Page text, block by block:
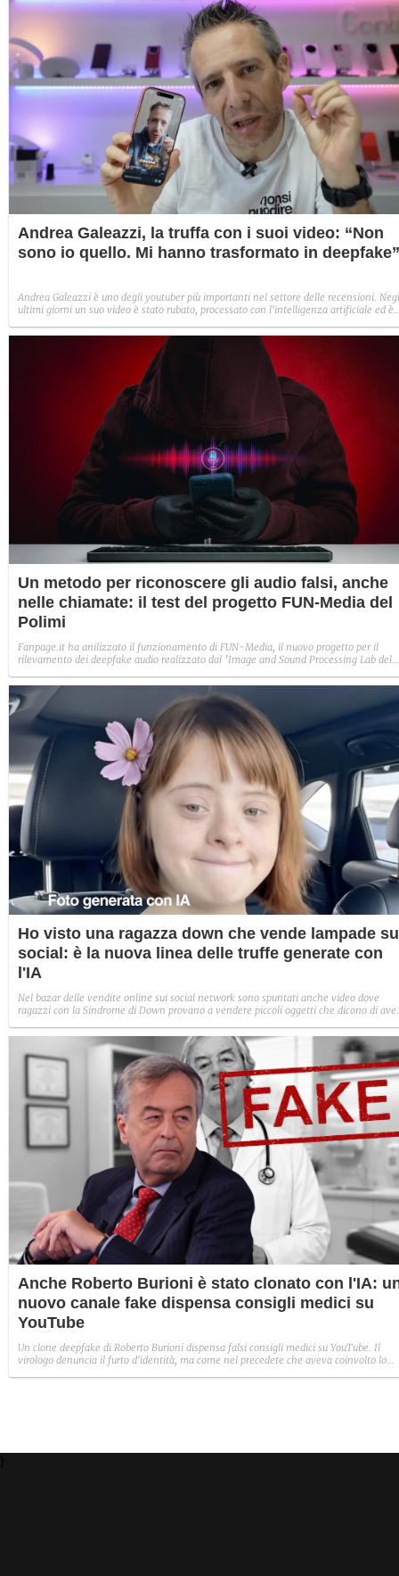
Andrea Galeazzi, la truffa con i suoi video: “Non
sono io quello. Mi hanno trasformato in deepfake”
Andrea Galeazzi è uno degli youtuber più importanti nel settore delle recensioni.
ultimi giorni un suo video è stato rubato, processato con l'intelligenza artificiale ed è
Un metodo per riconoscere gli audio falsi, anche
nelle chiamate: il test del progetto FUN-Media del
Polimi
Fanpage.it ha anilizzato il funzionamento di FUN-Media, il nuovo progetto per il
rilevamento dei deepfake audio realizzato dal ’Image and Sound Processing Lab del
veniva riconosciuto come tale.
Ho visto una ragazza down che vende lampade
social: è la nuova linea delle truffe generate con
l'IA
Nel bazar delle vendite online sui social network sono spuntati anche video dove
ragazzi con la Sindrome di Down provano a vendere piccoli oggetti che dicono di aver
profilo non c'è niente di reale.
Anche Roberto Burioni è stato clonato con l'IA:
nuovo canale fake dispensa consigli medici su
YouTube
Un clone deepfake di Roberto Burioni dispensa falsi consigli medici su YouTube. Il
virologo denuncia il furto d'identità, ma come nel precedete che aveva coinvolto lo